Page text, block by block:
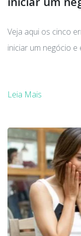
Veja aqui os cinco
iniciar um negócio e
Leia Mais